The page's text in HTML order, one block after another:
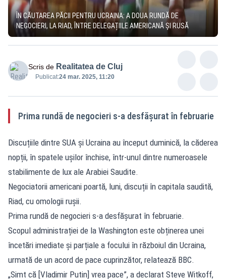
ÎN CĂUTAREA PĂCII PENTRU UCRAINA: A DOUA RUNDĂ DE
NEGOCIERI, LA RIAD, ÎNTRE DELEGAȚIILE AMERICANĂ ȘI RUSĂ
Scris de Realitatea de Cluj
Publicat:24 mar. 2025, 11:20
Prima rundă de negocieri s-a desfășurat în februarie
Discuțiile dintre SUA și Ucraina au început duminică, la căderea
nopții, în spatele ușilor închise, într-unul dintre numeroasele
stabilimente de lux ale Arabiei Saudite.
Negociatorii americani poartă, luni, discuții în capitala saudită,
Riad, cu omologii rușii.
Prima rundă de negocieri s-a desfășurat în februarie.
Scopul administrației de la Washington este obținerea unei
încetări imediate și parțiale a focului în războiul din Ucraina,
urmată de un acord de pace cuprinzător, relatează BBC.
„Simt că [Vladimir Putin] vrea pace”, a declarat Steve Witkoff,